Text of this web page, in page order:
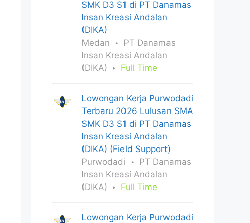
SMK D3 S1 di PT Danamas
Insan Kreasi Andalan
(DIKA)
Medan
PT Danamas
Insan Kreasi Andalan
(DIKA)
Full Time
Lowongan Kerja Purwodadi
Terbaru 2026 Lulusan SMA
SMK D3 S1 di PT Danamas
Insan Kreasi Andalan
(DIKA) (Field Support)
Purwodadi
PT Danamas
Insan Kreasi Andalan
(DIKA)
Full Time
Lowongan Kerja Purwodadi